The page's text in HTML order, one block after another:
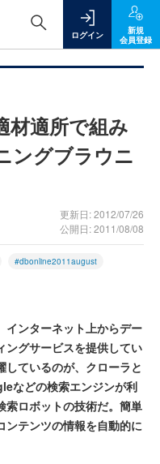
ログイン
新規
会員登録
材適所で組み
ングブラウニ
更新日: 2012/07/26
公開日: 2011/08/08
#dbonline2011august
インターネット上からデー
ングサービスを提供してい
しているのが、クローラと
などの検索エンジンが利
索ロボットの技術だ。簡単
ンテンツの情報を自動的に